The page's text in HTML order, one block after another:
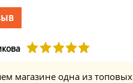
магазине одна из топовых